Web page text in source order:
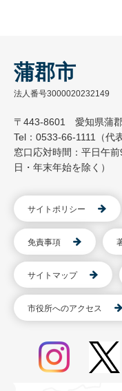
蒲郡市
法人番号3000020232149
〒443-8601 愛知県蒲
Tel：0533-66-1111（代表
窓口応対時間：平日午
日・年末年始を除く）
サイトポリシー
免責事項
サイトマップ
市役所へのアクセス